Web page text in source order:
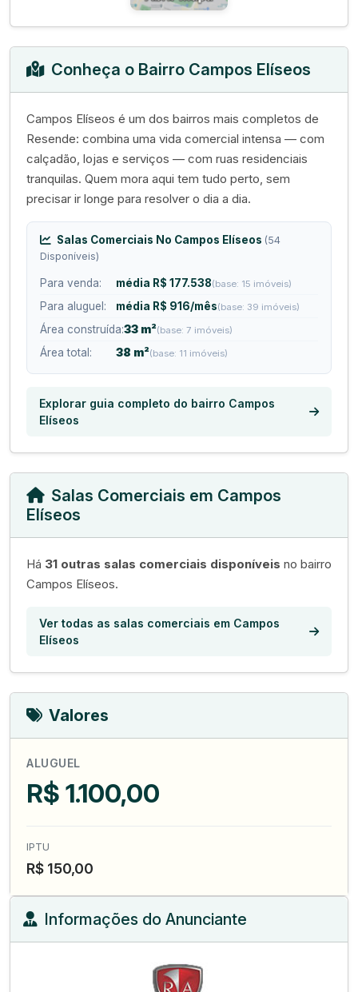
Conheça o Bairro Campos Elíseos
Campos Elíseos é um dos bairros mais completos de
Resende: combina uma vida comercial intensa — com
calçadão, lojas e serviços — com ruas residenciais
tranquilas. Quem mora aqui tem tudo perto, sem
precisar ir longe para resolver o dia a dia.
Salas Comerciais No Campos Elíseos (54
Disponíveis)
Para venda: média R$ 177.538(base: 15 imóveis)
Para aluguel: média R$ 916/mês(base: 39 imóveis)
Área construída:33 m²(base: 7 imóveis)
Área total: 38 m²(base: 11 imóveis)
Explorar guia completo do bairro Campos
Elíseos
Salas Comerciais em Campos
Elíseos
Há 31 outras salas comerciais disponíveis no bairro
Campos Elíseos.
Ver todas as salas comerciais em Campos
Elíseos
Valores
ALUGUEL
R$ 1.100,00
IPTU
R$ 150,00
Informações do Anunciante